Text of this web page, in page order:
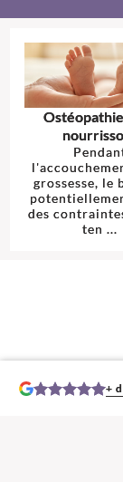
grossesse, le
des
ten ...
+